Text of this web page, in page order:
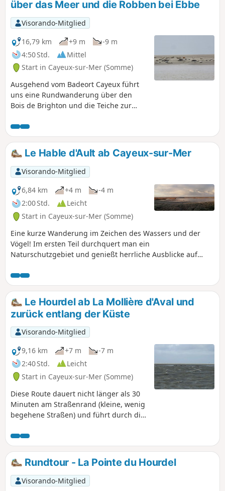
über das Meer und die Robben bei Ebbe
Visorando-Mitglied
16,79 km
+9 m
-9 m
4:50 Std.
Mittel
Start in Cayeux-sur-Mer (Somme)
Ausgehend vom Badeort Cayeux führt
uns eine Rundwanderung über den
Bois de Brighton und die Teiche zur
Somme und Le Crotoy. Der Rückweg
führt am Meer entlang, manchmal mit
den Füßen im Wasser, je nach
Gezeitenstand. Nehmen Sie ein
Fernglas mit, um die Robben auf den
Sandbänken zu beobachten
Le Hable d'Ault ab Cayeux-sur-Mer
Visorando-Mitglied
6,84 km
+4 m
-4 m
2:00 Std.
Leicht
Start in Cayeux-sur-Mer (Somme)
Eine kurze Wanderung im Zeichen des Wassers und der
Vögel! Im ersten Teil durchquert man ein
Naturschutzgebiet und genießt herrliche Ausblicke auf
Kieselstrand in erhöhter Lage am Meer.
Le Hourdel ab La Mollière d'Aval und
zurück entlang der Küste
Visorando-Mitglied
9,16 km
+7 m
-7 m
2:40 Std.
Leicht
Start in Cayeux-sur-Mer (Somme)
Diese Route dauert nicht länger als 30
Minuten am Straßenrand (kleine, wenig
begehene Straßen) und führt durch die
zur Pointe du Hourdel und dann zum
Bunker, von wo aus man Seehunde und
Kegelrobben beobachten kann.Achten
Sie auf Springfluten, die sehr stark sein
können und die Tour sehr gefährlich
machen können!
Rundtour - La Pointe du Hourdel
Visorando-Mitglied